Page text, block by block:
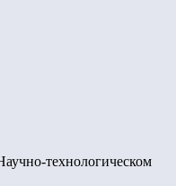
технологическом